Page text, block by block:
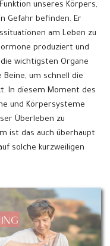
unseres Körpers,
Gefahr befinden. Er
am Leben zu
produziert und
wichtigsten Organe
um schnell die
In diesem Moment des
und Körpersysteme
Überleben zu
ist das auch überhaupt
solche kurzweiligen